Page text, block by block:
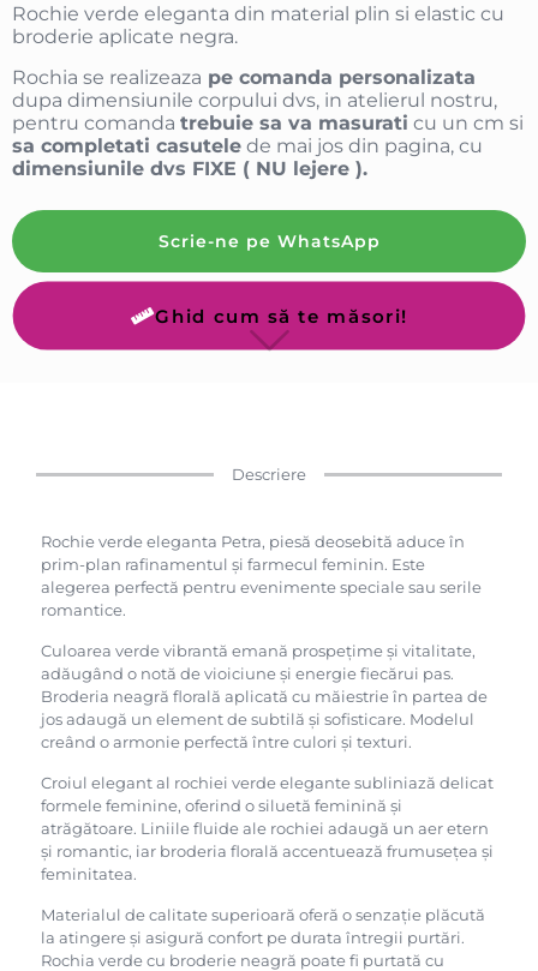
Rochie verde eleganta din material plin si elastic cu
broderie aplicate negra.
Rochia se realizeaza pe comanda personalizata
dupa dimensiunile corpului dvs, in atelierul nostru,
pentru comanda trebuie sa va masurati cu un cm si
sa completati casutele de mai jos din pagina, cu
dimensiunile dvs FIXE ( NU lejere ).
Scrie-ne pe WhatsApp
Ghid cum să te măsori!
Descriere
Rochie verde eleganta Petra, piesă deosebită aduce în
prim-plan rafinamentul și farmecul feminin. Este
alegerea perfectă pentru evenimente speciale sau serile
romantice.
Culoarea verde vibrantă emană prospețime și vitalitate,
adăugând o notă de vioiciune și energie fiecărui pas.
Broderia neagră florală aplicată cu măiestrie în partea de
jos adaugă un element de subtilă și sofisticare. Modelul
creând o armonie perfectă între culori și texturi.
Croiul elegant al rochiei verde elegante subliniază delicat
formele feminine, oferind o siluetă feminină și
atrăgătoare. Liniile fluide ale rochiei adaugă un aer etern
și romantic, iar broderia florală accentuează frumusețea și
feminitatea.
Materialul de calitate superioară oferă o senzație plăcută
la atingere și asigură confort pe durata întregii purtări.
Rochia verde cu broderie neagră poate fi purtată cu